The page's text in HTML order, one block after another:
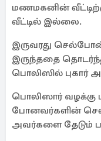
மணமகனின்
வீட்டில் இல்லை.
இருவரது
இருந்ததை
பொலிஸில் புகார்
பொலிஸார் வழக்கு
போனவர்களின்
அவர்களை தேடும்